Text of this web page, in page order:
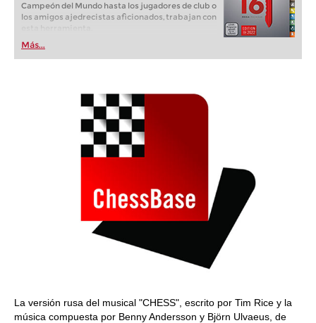
Campeón del Mundo hasta los jugadores de club o
los amigos ajedrecistas aficionados, trabajan con
Más...
La versión rusa del musical "CHESS", escrito por Tim Rice y la
música compuesta por Benny Andersson y Björn Ulvaeus, de